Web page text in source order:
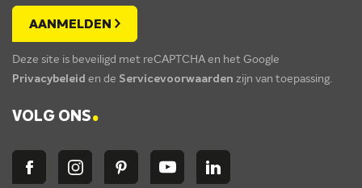
AANMELDEN
Deze site is beveiligd met reCAPTCHA en het Google
Privacybeleid en de Servicevoorwaarden zijn van toepassing.
VOLG ONS.